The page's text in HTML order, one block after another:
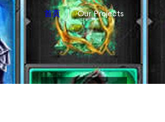
首页 Our Projects